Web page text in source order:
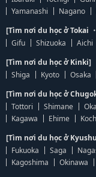
Yamanashi
Nagano
[Tìm nơi du học ở Tokai
Gifu
Shizuoka Aichi
[Tìm nơi du học ở Kinki]
Shiga
Kyoto Osaka
[Tìm nơi du học ở
Tottori
Shimane
Kagawa
Ehime
[Tìm nơi du học ở
Fukuoka
Saga
Kagoshima
Okinawa